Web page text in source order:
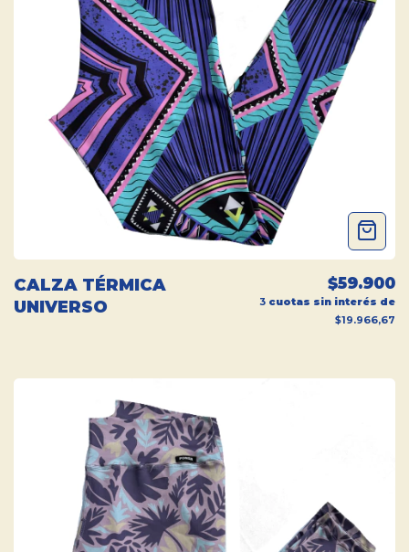
CALZA TÉRMICA
UNIVERSO
$59.900
3 cuotas sin interés de
$19.966,67